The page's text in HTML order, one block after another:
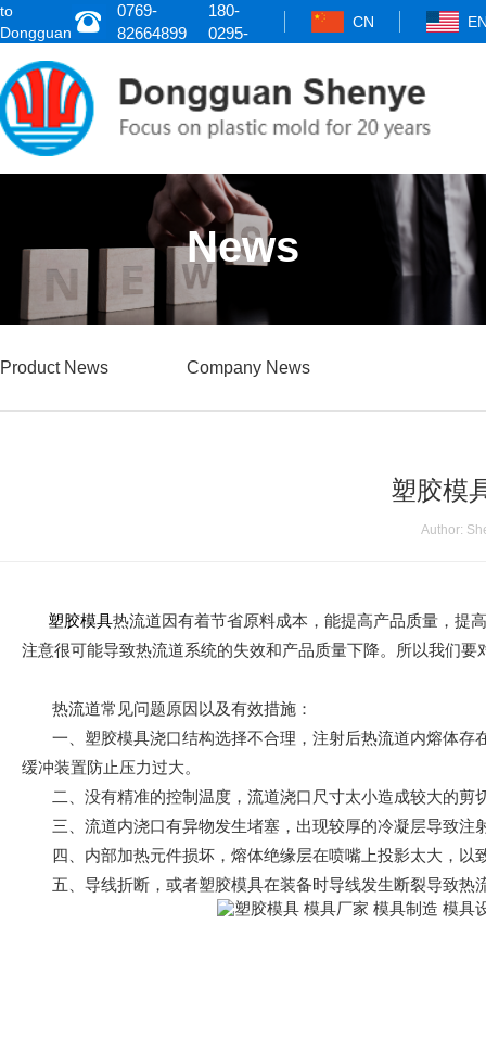
to
Dongguan
0769-
82664899
180-
0295-
CN
News
Product News Company News
塑胶模
Author:
塑胶模具热流道因有着节省原料成本，能提高产品质量，提
注意很可能导致热流道系统的失效和产品质量下降。所以我们
热流道常见问题原因以及有效措施：
一、塑胶模具浇口结构选择不合理，注射后热流道内熔体存
缓冲装置防止压力过大。
二、没有精准的控制温度，流道浇口尺寸太小造成较大的剪
三、流道内浇口有异物发生堵塞，出现较厚的冷凝层导致注
四、内部加热元件损坏，熔体绝缘层在喷嘴上投影太大，以
五、导线折断，或者塑胶模具在装备时导线发生断裂导致热